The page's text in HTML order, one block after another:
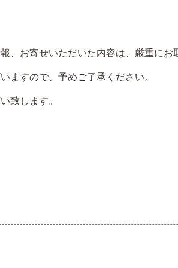
お寄せいただいた内容は、厳重にお
ますので、予めご了承ください。
致します。